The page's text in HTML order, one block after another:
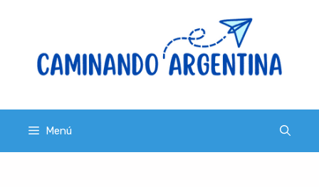
Menú